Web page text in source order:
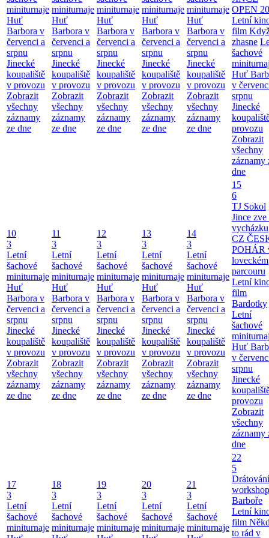
miniturnaje
Huť
Barbora v
červenci a
srpnu
Jinecké
koupaliště
v provozu
Zobrazit
všechny
záznamy
ze dne
miniturnaje
Huť
Barbora v
červenci a
srpnu
Jinecké
koupaliště
v provozu
Zobrazit
všechny
záznamy
ze dne
miniturnaje
Huť
Barbora v
červenci a
srpnu
Jinecké
koupaliště
v provozu
Zobrazit
všechny
záznamy
ze dne
miniturnaje
Huť
Barbora v
červenci a
srpnu
Jinecké
koupaliště
v provozu
Zobrazit
všechny
záznamy
ze dne
miniturnaje
Huť
Barbora v
červenci a
srpnu
Jinecké
koupaliště
v provozu
Zobrazit
všechny
záznamy
ze dne
OPEN
Letní
film
zhasne
šachové
Huť
v
srpnu
Jinecké
provozu
Zobrazit
všechny
záznamy
dne
10
3
Letní
šachové
miniturnaje
Huť
Barbora v
červenci a
srpnu
Jinecké
koupaliště
v provozu
Zobrazit
všechny
záznamy
ze dne
11
3
Letní
šachové
miniturnaje
Huť
Barbora v
červenci a
srpnu
Jinecké
koupaliště
v provozu
Zobrazit
všechny
záznamy
ze dne
12
3
Letní
šachové
miniturnaje
Huť
Barbora v
červenci a
srpnu
Jinecké
koupaliště
v provozu
Zobrazit
všechny
záznamy
ze dne
13
3
Letní
šachové
miniturnaje
Huť
Barbora v
červenci a
srpnu
Jinecké
koupaliště
v provozu
Zobrazit
všechny
záznamy
ze dne
14
3
Letní
šachové
miniturnaje
Huť
Barbora v
červenci a
srpnu
Jinecké
koupaliště
v provozu
Zobrazit
všechny
záznamy
ze dne
15
6
TJ Sokol
Jince zve
vycházku
CZ
POHÁR
loveckém
parcouru
Letní
film
Bardotky
Letní
šachové
Huť
v
srpnu
Jinecké
provozu
Zobrazit
všechny
záznamy
dne
17
3
Letní
šachové
miniturnaje
18
3
Letní
šachové
miniturnaje
19
3
Letní
šachové
miniturnaje
20
3
Letní
šachové
miniturnaje
21
3
Letní
šachové
miniturnaje
22
5
Barboře
Letní
film
to rád v